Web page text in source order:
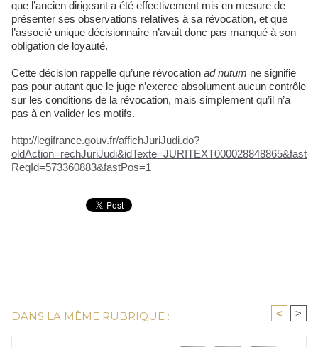
que l’ancien dirigeant a été effectivement mis en mesure de
présenter ses observations relatives à sa révocation, et que
l’associé unique décisionnaire n’avait donc pas manqué à son
obligation de loyauté.
Cette décision rappelle qu’une révocation ad nutum ne signifie
pas pour autant que le juge n’exerce absolument aucun contrôle
sur les conditions de la révocation, mais simplement qu’il n’a
pas à en valider les motifs.
http://legifrance.gouv.fr/affichJuriJudi.do?
oldAction=rechJuriJudi&idTexte=JURITEXT000028848865&fast
ReqId=573360883&fastPos=1
DANS LA MÊME RUBRIQUE : < >